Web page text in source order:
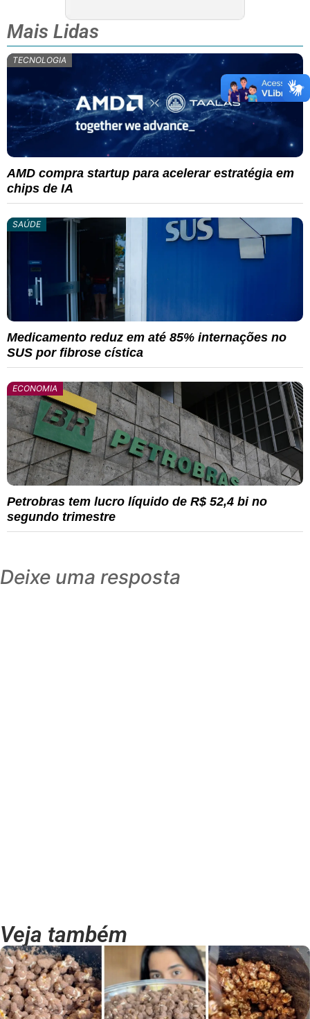
Mais Lidas
TECNOLOGIA
AMD compra startup para acelerar estratégia em
chips de IA
SAÚDE
Medicamento reduz em até 85% internações no
SUS por fibrose cística
ECONOMIA
Petrobras tem lucro líquido de R$ 52,4 bi no
segundo trimestre
Deixe uma resposta
Veja também